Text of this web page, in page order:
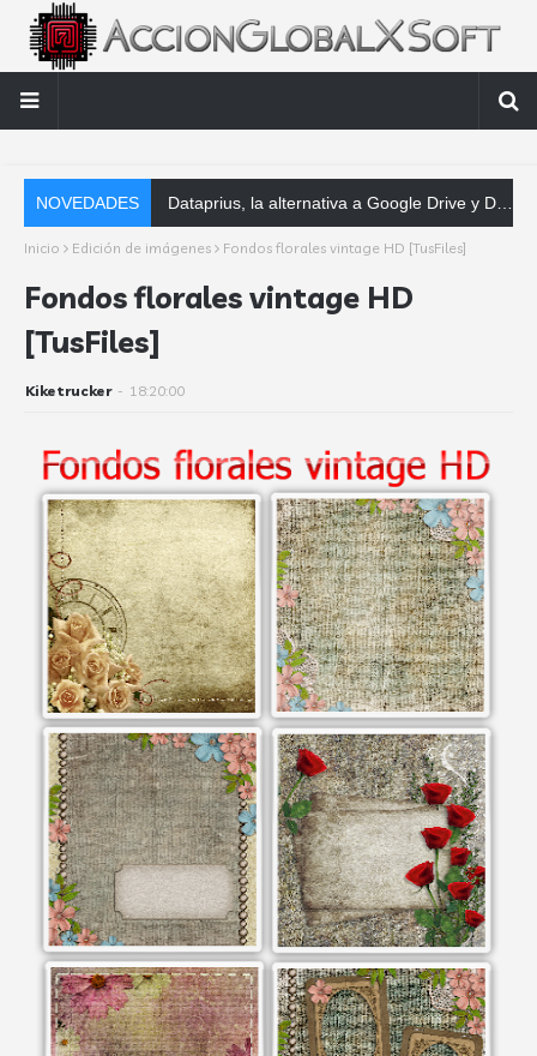
NOVEDADES Dataprius, la alternativa a Google Drive y Dropbox que las empresas deberían conocer
Inicio Edición de imágenes Fondos florales vintage HD [TusFiles]
Fondos florales vintage HD
[TusFiles]
Kiketrucker - 18:20:00